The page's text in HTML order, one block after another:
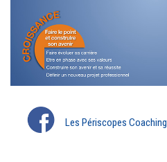
Les Périscopes Coaching